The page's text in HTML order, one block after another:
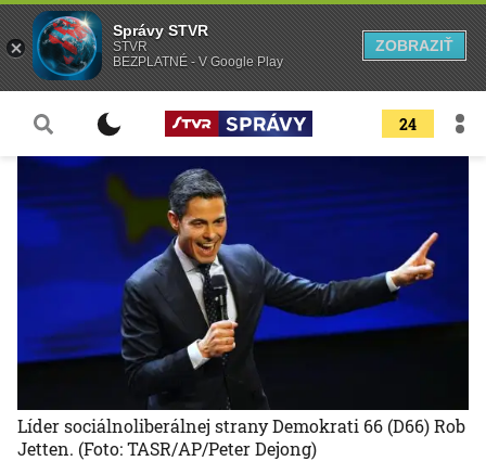
24
Líder sociálnoliberálnej strany Demokrati 66 (D66) Rob
Jetten. (Foto: TASR/AP/Peter Dejong)
Správy STVR
STVR
BEZPLATNÉ - V Google Play
ZOBRAZIŤ